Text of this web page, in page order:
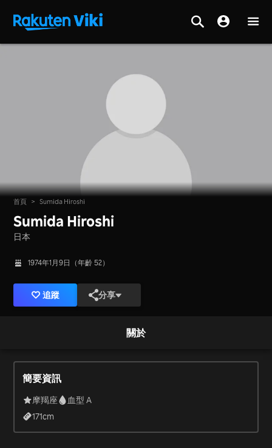
首頁 > Sumida Hiroshi
Sumida Hiroshi
日本
1974年1月9日（年齡 52）
追蹤 分享
關於
簡要資訊
摩羯座
血型 A
171cm